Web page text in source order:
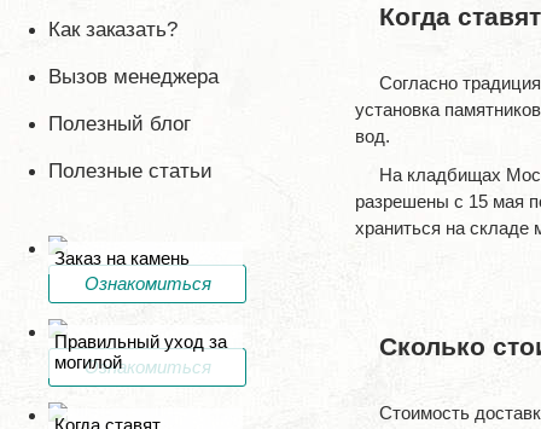
Как заказать?
Вызов менеджера
Полезный блог
Полезные статьи
Заказ на камень
Ознакомиться
Правильный уход за
могилой
Ознакомиться
Когда ставят
Когда
Согласно
установка
вод.
На кладбищах
разрешены с 15 мая
храниться на складе
Сколько
Стоимость